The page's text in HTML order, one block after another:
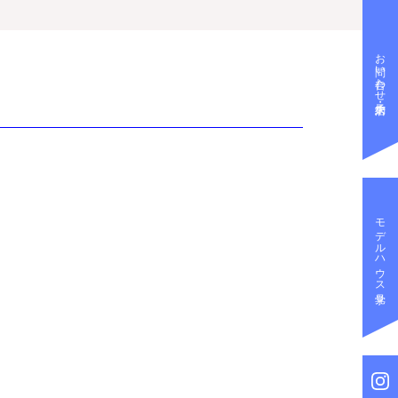
お問い合わせ・来店予約
モデルハウス見学